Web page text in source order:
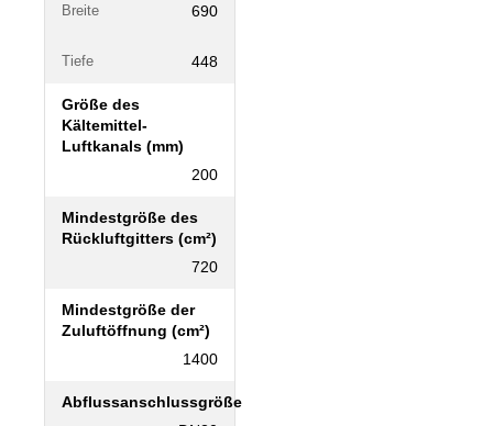
Breite 690
Tiefe 448
Größe des
Kältemittel-
Luftkanals (mm)
200
Mindestgröße des
Rückluftgitters (cm²)
720
Mindestgröße der
Zuluftöffnung (cm²)
1400
Abflussanschlussgröße